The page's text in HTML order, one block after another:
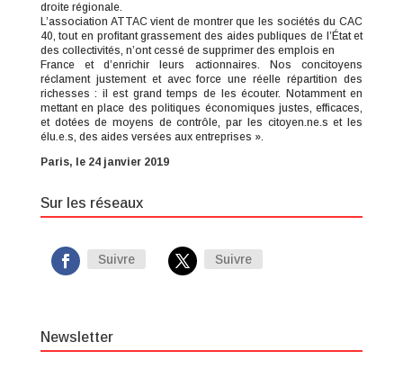
droite régionale.
L’association ATTAC vient de montrer que les sociétés du CAC
40, tout en profitant grassement des aides publiques de l’État et
des collectivités, n’ont cessé de supprimer des emplois en
France et d’enrichir leurs actionnaires. Nos concitoyens
réclament justement et avec force une réelle répartition des
richesses : il est grand temps de les écouter. Notamment en
mettant en place des politiques économiques justes, efficaces,
et dotées de moyens de contrôle, par les citoyen.ne.s et les
élu.e.s, des aides versées aux entreprises ».
Paris, le 24 janvier 2019
Sur les réseaux
Suivre Suivre
Newsletter